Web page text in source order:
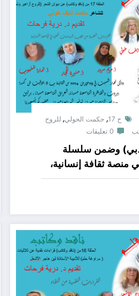
ح 17 , حكمت الحولي, للروح
0 تعليقات
وضمن سلسلة
منصة ثقافة إنسانية،
أن نقدم لكم، ومن
ديوان شعره (للروح